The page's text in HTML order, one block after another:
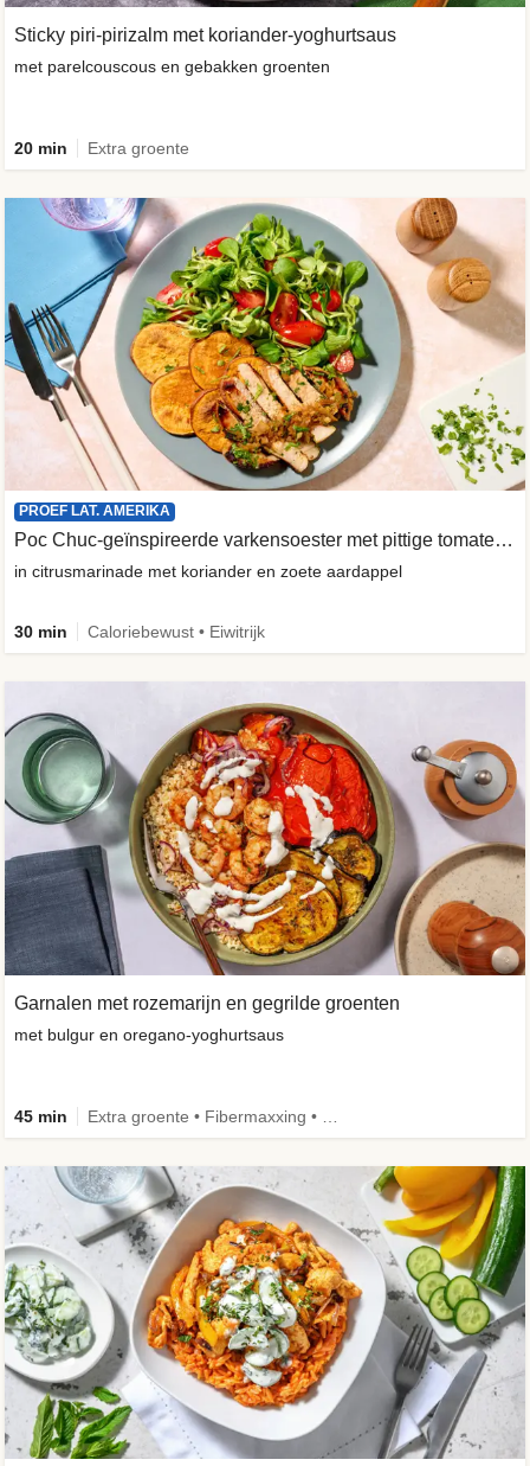
Sticky piri-pirizalm met koriander-yoghurtsaus
met parelcouscous en gebakken groenten
20 min Extra groente
PROEF LAT. AMERIKA
Poc Chuc-geïnspireerde varkensoester met pittige tomatensalade
in citrusmarinade met koriander en zoete aardappel
30 min Caloriebewust • Eiwitrijk
Garnalen met rozemarijn en gegrilde groenten
met bulgur en oregano-yoghurtsaus
45 min